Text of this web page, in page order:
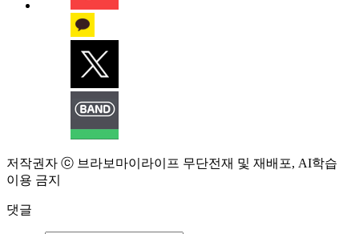
저작권자 ⓒ 브라보마이라이프 무단전재 및 재배포, AI학습
이용 금지
댓글